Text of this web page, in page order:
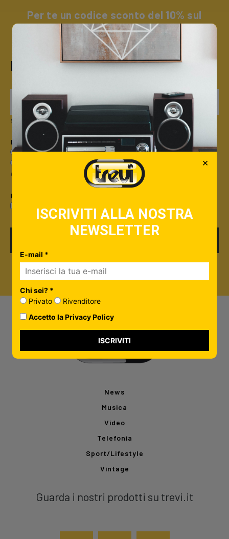
Per te un codice sconto del 10% sul
catalogo Trevi + un omaggio a sorpresa.
Iscriviti alla nostra newsletter
Quando invii il modulo, controlla la tua inbox per confermare l'iscrizione
Dicci qualcosa in più su di te*
Sono un privato
Useremo questa informazione per personalizzare i contenuti che ti invieremo.
Privacy*
News
Musica
Video
Telefonia
Sport/Lifestyle
Vintage
Guarda i nostri prodotti su trevi.it
×
ISCRIVITI ALLA NOSTRA
NEWSLETTER
E-mail *
Chi sei? *
Privato
Rivenditore
Accetto la Privacy Policy
ISCRIVITI